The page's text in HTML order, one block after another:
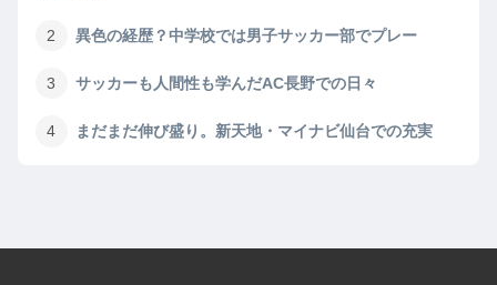
異色の経歴？中学校では男子サッカー部でプレー
サッカーも人間性も学んだAC長野での日々
まだまだ伸び盛り。新天地・マイナビ仙台での充実